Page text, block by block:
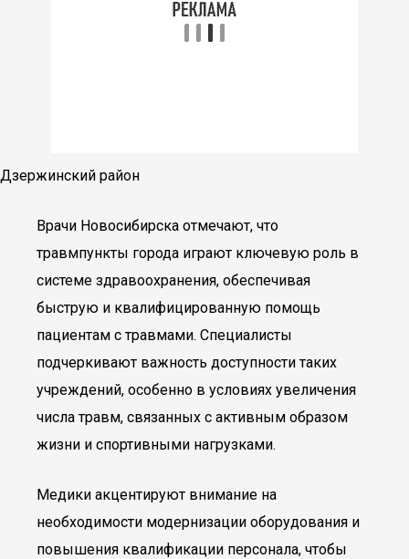
Дзержинский район
Врачи Новосибирска отмечают, что
травмпункты города играют ключевую роль в
системе здравоохранения, обеспечивая
быструю и квалифицированную помощь
пациентам с травмами. Специалисты
подчеркивают важность доступности таких
учреждений, особенно в условиях увеличения
числа травм, связанных с активным образом
жизни и спортивными нагрузками.
Медики акцентируют внимание на
необходимости модернизации оборудования и
повышения квалификации персонала, чтобы